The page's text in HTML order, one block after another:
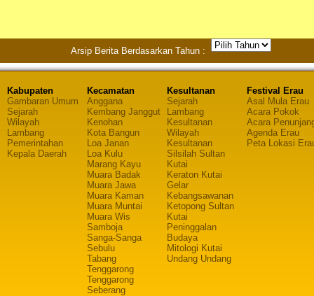
Arsip Berita Berdasarkan Tahun :
Kabupaten
Gambaran Umum
Sejarah
Wilayah
Lambang
Pemerintahan
Kepala Daerah
Kecamatan
Anggana
Kembang Janggut
Kenohan
Kota Bangun
Loa Janan
Loa Kulu
Marang Kayu
Muara Badak
Muara Jawa
Muara Kaman
Muara Muntai
Muara Wis
Samboja
Sanga-Sanga
Sebulu
Tabang
Tenggarong
Tenggarong
Seberang
Kesultanan
Sejarah
Lambang
Kesultanan
Wilayah
Kesultanan
Silsilah Sultan
Kutai
Keraton Kutai
Gelar
Kebangsawanan
Ketopong Sultan
Kutai
Peninggalan
Budaya
Mitologi Kutai
Undang Undang
Festival Erau
Asal Mula Erau
Acara Pokok
Acara
Agenda Erau
Peta Lokasi